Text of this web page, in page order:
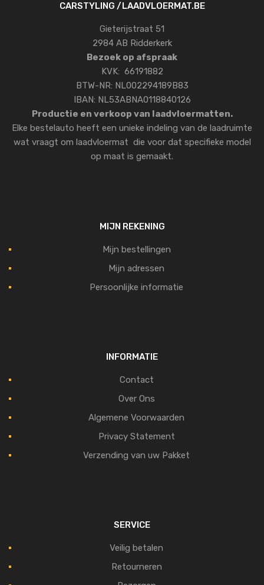
CARSTYLING /LAADVLOERMAT.BE
Gieterijstraat 51
2984 AB Ridderkerk
Bezoek op afspraak
KVK: 66191882
BTW-NR: NL002294189B83
IBAN: NL53ABNA0118840126
Productie en verkoop van laadvloermatten.
Elke bestelauto heeft een unieke indeling van de laadruimte
wat vraagt om laadvloermat die voor dat specifieke model
op maat is gemaakt.
MIJN REKENING
Mijn bestellingen
Mijn adressen
Persoonlijke informatie
INFORMATIE
Contact
Over Ons
Algemene Voorwaarden
Privacy Statement
Verzending van uw Pakket
SERVICE
Veilig betalen
Retourneren